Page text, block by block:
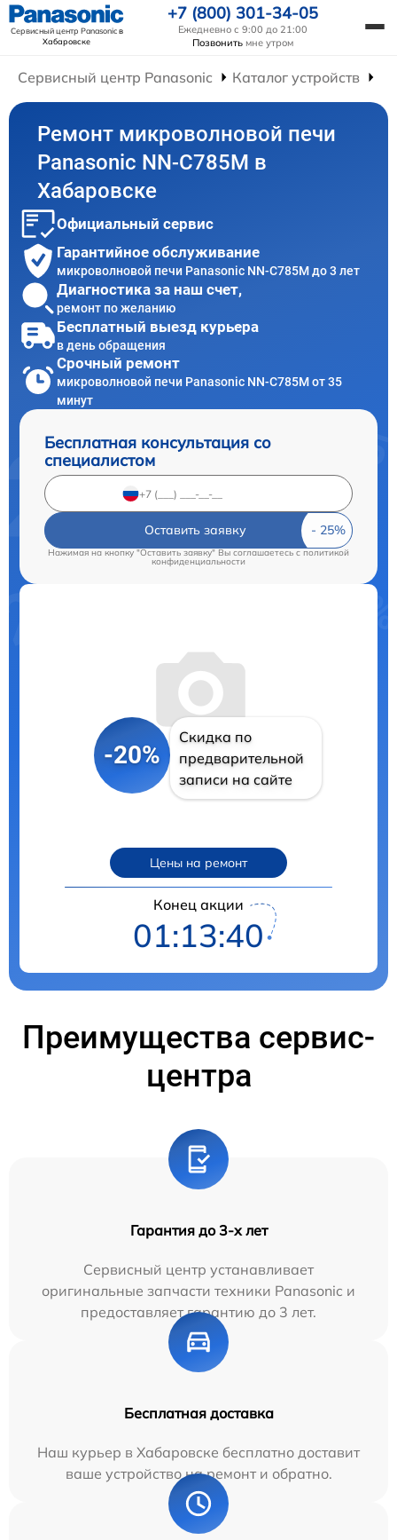
Сервисный центр Panasonicв
Хабаровске
+7 (800) 301-34-05
Ежедневно с 9:00 до 21:00
Позвонить мне утром
Сервисный центр Panasonic Каталог устройств
Ремонт микроволновой печи
Panasonic NN-C785M в
Хабаровске
Официальный сервис
Гарантийное обслуживание
микроволновой печи Panasonic NN-C785M до 3 лет
Диагностика за наш счет,
ремонт по желанию
Бесплатный выезд курьера
в день обращения
Срочный ремонт
микроволновой печи Panasonic NN-C785M от 35
минут
Бесплатная консультация со
специалистом
Оставить заявку
Нажимая на кнопку "Оставить заявку" Вы соглашаетесь cполитикой
конфиденциальности
-20%
Скидка по
предварительной
записи на сайте
Цены на ремонт
Конец акции
01:13:39
Преимущества сервис-
центра
Гарантия до 3-х лет
Сервисный центр устанавливает
оригинальные запчасти техники Panasonic и
предоставляет гарантию до 3 лет.
Бесплатная доставка
Наш курьер в Хабаровске бесплатно доставит
ваше устройство на ремонт и обратно.